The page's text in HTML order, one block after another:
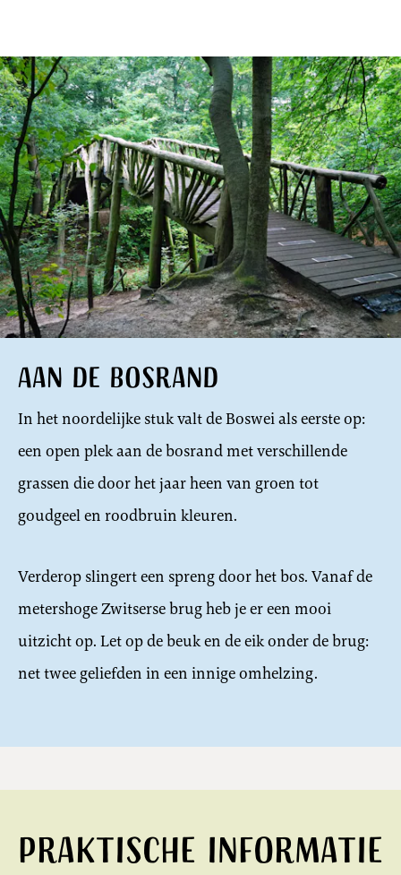
Aan de bosrand
In het noordelijke stuk valt de Boswei als eerste op:
een open plek aan de bosrand met verschillende
grassen die door het jaar heen van groen tot
goudgeel en roodbruin kleuren.
Verderop slingert een spreng door het bos. Vanaf de
metershoge Zwitserse brug heb je er een mooi
uitzicht op. Let op de beuk en de eik onder de brug:
net twee geliefden in een innige omhelzing.
Praktische informatie